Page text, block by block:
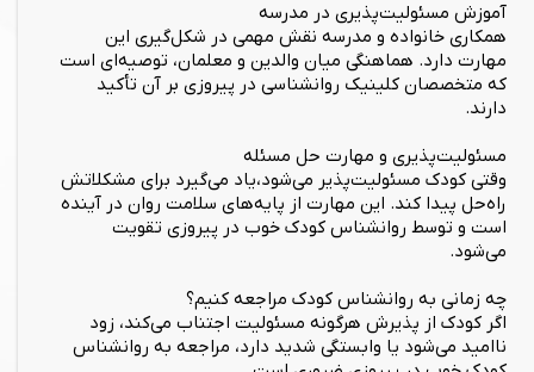
آموزش مسئولیت‌پذیری در مدرسه
همکاری خانواده و مدرسه نقش مهمی در شکل‌گیری این
مهارت دارد. هماهنگی میان والدین و معلمان، توصیه‌ای است
که متخصصان کلینیک روانشناسی در پیروزی بر آن تأکید
دارند.
مسئولیت‌پذیری و مهارت حل مسئله
وقتی کودک مسئولیت‌پذیر می‌شود،یاد می‌گیرد برای مشکلاتش
راه‌حل پیدا کند. این مهارت از پایه‌های سلامت روان در آینده
است و توسط روانشناس کودک خوب در پیروزی تقویت
می‌شود.
چه زمانی به روانشناس کودک مراجعه کنیم؟
اگر کودک از پذیرش هرگونه مسئولیت اجتناب می‌کند، زود
ناامید می‌شود یا وابستگی شدید دارد، مراجعه به روانشناس